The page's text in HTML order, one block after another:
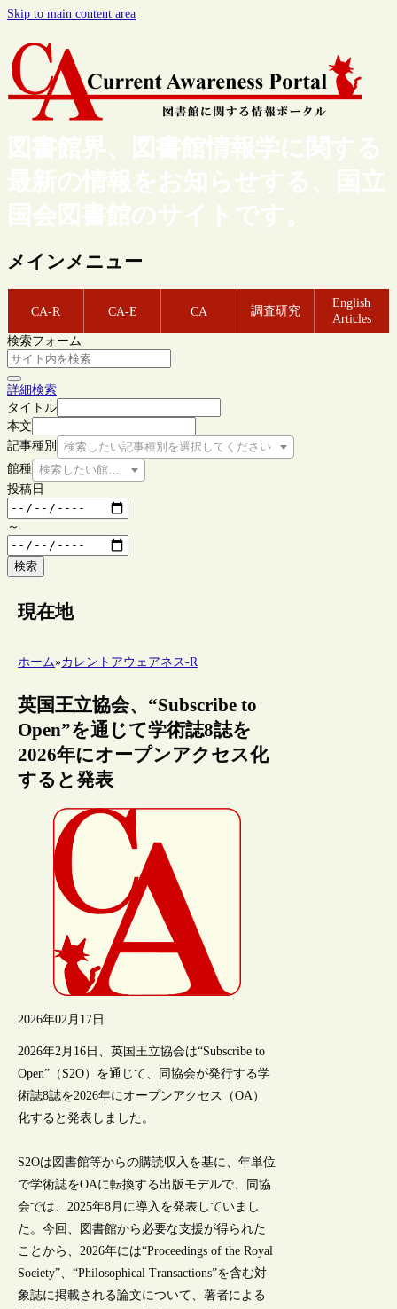
Skip to main content area
図書館界、図書館情報学に関する
最新の情報をお知らせする、国立
国会図書館のサイトです。
メインメニュー
CA-R CA-E CA 調査研究
English
Articles
検索フォーム
詳細検索
タイトル
本文
記事種別
検索したい記事種別を選択してください
館種 検索したい館種を選択してください
投稿日
～
検索
現在地
ホーム»カレントアウェアネス-R
英国王立協会、“Subscribe to
Open”を通じて学術誌8誌を
2026年にオープンアクセス化
すると発表
2026年02月17日
2026年2月16日、英国王立協会は“Subscribe to
Open”（S2O）を通じて、同協会が発行する学
術誌8誌を2026年にオープンアクセス（OA）
化すると発表しました。
S2Oは図書館等からの購読収入を基に、年単位
で学術誌をOAに転換する出版モデルで、同協
会では、2025年8月に導入を発表していまし
た。今回、図書館から必要な支援が得られた
ことから、2026年には“Proceedings of the Royal
Society”、“Philosophical Transactions”を含む対
象誌に掲載される論文について、著者による